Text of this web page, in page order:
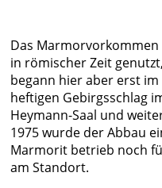
Das
in römischer Zeit
begann hier aber erst
heftigen Gebirgsschlag
Heymann-Saal und
1975 wurde der Abbau
Marmorit betrieb noch
am Standort.